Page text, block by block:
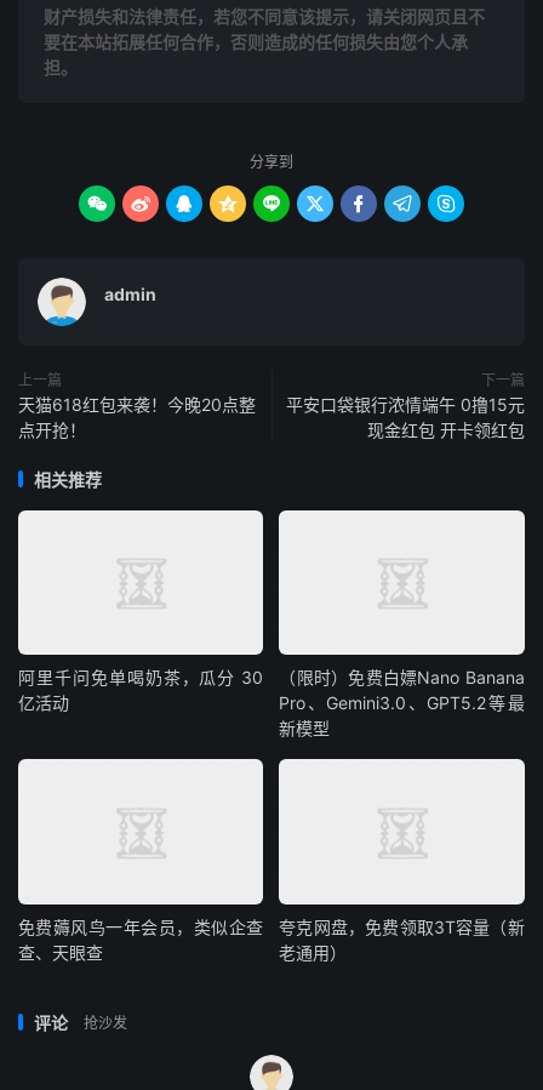
财产损失和法律责任，若您不同意该提示，请关闭网页且不
要在本站拓展任何合作，否则造成的任何损失由您个人承
担。
分享到
        
admin
上一篇
天猫618红包来袭！今晚20点整
点开抢！
下一篇
平安口袋银行浓情端午 0撸15元
现金红包 开卡领红包
相关推荐
阿里千问免单喝奶茶，瓜分 30
亿活动
（限时）免费白嫖Nano Banana
Pro、Gemini3.0、GPT5.2等最
新模型
免费薅风鸟一年会员，类似企查
查、天眼查
夸克网盘，免费领取3T容量（新
老通用）
评论 抢沙发